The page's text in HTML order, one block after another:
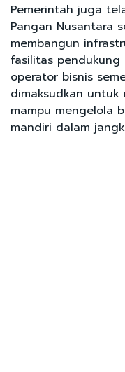
Pemerintah juga
Pangan Nusantara
membangun
fasilitas pendukung
operator bisnis
dimaksudkan untuk
mampu mengelola
mandiri dalam